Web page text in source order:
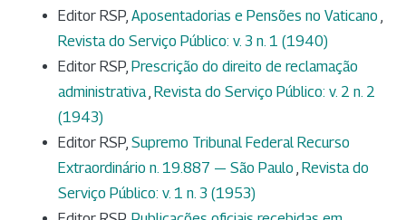
Editor RSP, Aposentadorias e Pensões no Vaticano
Revista do Serviço Público: v. 3 n. 1 (1940)
Editor RSP, Prescrição do direito de reclamação
administrativa Revista do Serviço Público: v. 2 n. 2
(1943)
Editor RSP, Supremo Tribunal Federal Recurso
Extraordinário n. 19.887 — São Paulo Revista do
Serviço Público: v. 1 n. 3 (1953)